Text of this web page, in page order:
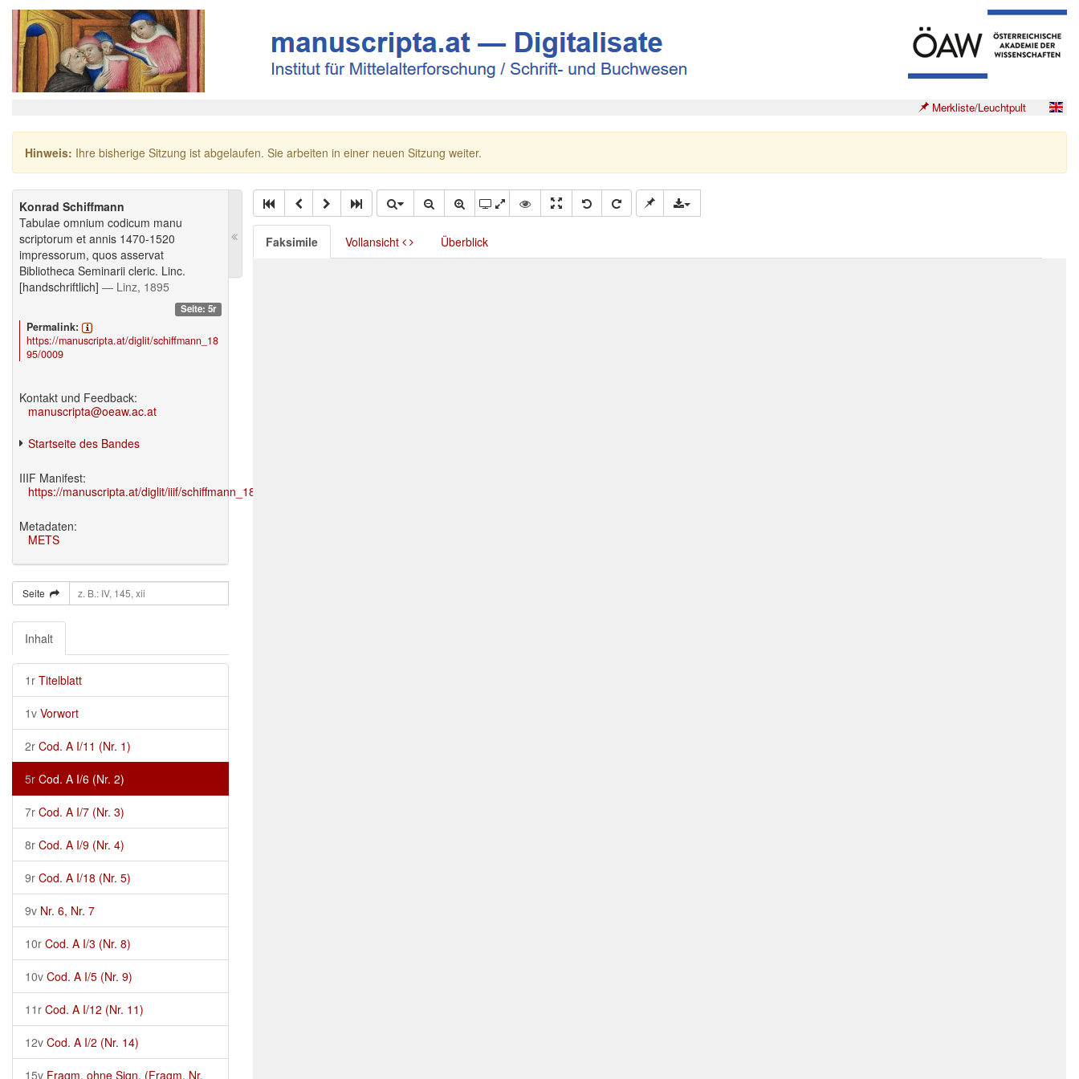
Merkliste/Leuchtpult
Hinweis: Ihre bisherige Sitzung ist abgelaufen. Sie arbeiten in einer neuen Sitzung weiter.
Konrad Schiffmann
Tabulae omnium codicum manu
scriptorum et annis 1470-1520
impressorum, quos asservat
Bibliotheca Seminarii cleric. Linc.
[handschriftlich] — Linz, 1895
Seite: 5r
Permalink:
https://manuscripta.at/diglit/schiffmann_18
95/0009
Kontakt und Feedback:
manuscripta@oeaw.ac.at
Startseite des Bandes
IIIF Manifest:
https://manuscripta.at/diglit/iiif/schiffmann_1895/manifest.json
Metadaten:
METS
Seite
Inhalt
1r Titelblatt
1v Vorwort
2r Cod. A I/11 (Nr. 1)
5r Cod. A I/6 (Nr. 2)
7r Cod. A I/7 (Nr. 3)
8r Cod. A I/9 (Nr. 4)
9r Cod. A I/18 (Nr. 5)
9v Nr. 6, Nr. 7
10r Cod. A I/3 (Nr. 8)
10v Cod. A I/5 (Nr. 9)
11r Cod. A I/12 (Nr. 11)
12v Cod. A I/2 (Nr. 14)
15v Fragm. ohne Sign. (Fragm. Nr.
Faksimile Vollansicht Überblick